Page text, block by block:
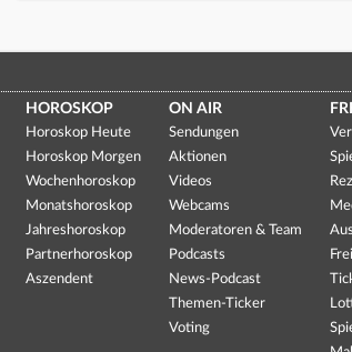
HOROSKOP
Horoskop Heute
Horoskop Morgen
Wochenhoroskop
Monatshoroskop
Jahreshoroskop
Partnerhoroskop
Aszendent
ON AIR
Sendungen
Aktionen
Videos
Webcams
Moderatoren & Team
Podcasts
News-Podcast
Themen-Ticker
Voting